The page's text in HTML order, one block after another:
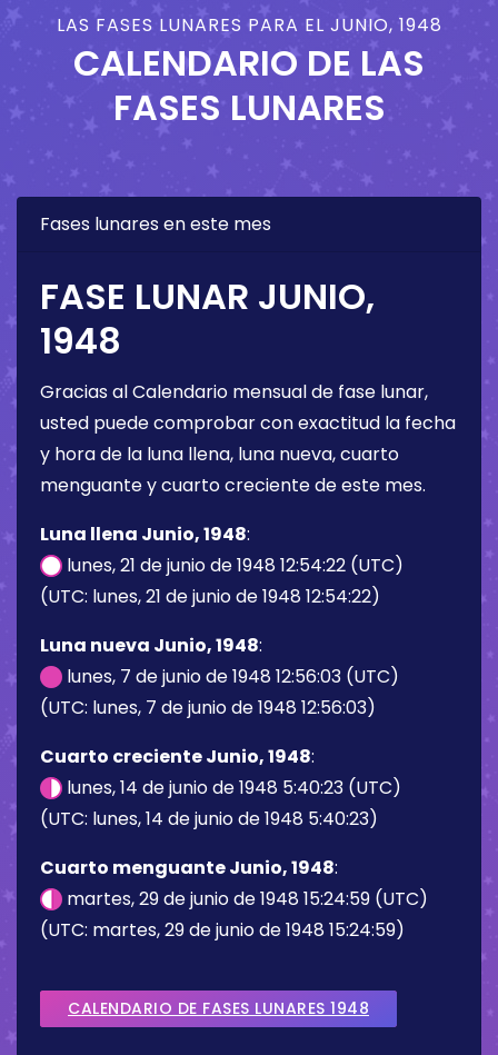
LAS FASES LUNARES PARA EL JUNIO, 1948
CALENDARIO DE LAS
FASES LUNARES
Fases lunares en este mes
FASE LUNAR JUNIO,
1948
Gracias al Calendario mensual de fase lunar,
usted puede comprobar con exactitud la fecha
y hora de la luna llena, luna nueva, cuarto
menguante y cuarto creciente de este mes.
Luna llena Junio, 1948:
lunes, 21 de junio de 1948 12:54:22 (UTC)
(UTC: lunes, 21 de junio de 1948 12:54:22)
Luna nueva Junio, 1948:
lunes, 7 de junio de 1948 12:56:03 (UTC)
(UTC: lunes, 7 de junio de 1948 12:56:03)
Cuarto creciente Junio, 1948:
lunes, 14 de junio de 1948 5:40:23 (UTC)
(UTC: lunes, 14 de junio de 1948 5:40:23)
Cuarto menguante Junio, 1948:
martes, 29 de junio de 1948 15:24:59 (UTC)
(UTC: martes, 29 de junio de 1948 15:24:59)
CALENDARIO DE FASES LUNARES 1948